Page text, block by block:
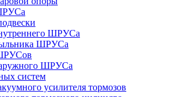
ШРУСа
ШРУСа
ШРУСа
систем
усилителя тормозов